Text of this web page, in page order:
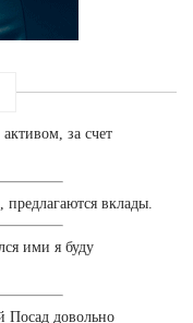
за счет
вклады.
ими я буду
Посад довольно